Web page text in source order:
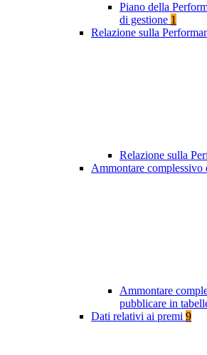
Piano della
di gestione 1
Relazione sulla
Relazione sulla
Ammontare complessivo
Ammontare
pubblicare in
Dati relativi ai premi 9